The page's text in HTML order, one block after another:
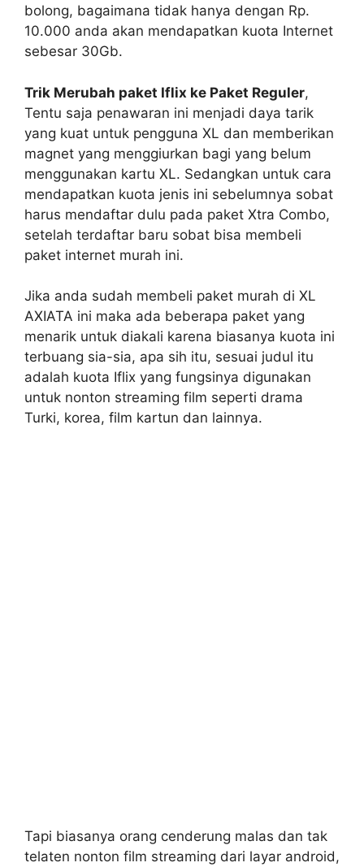
bolong, bagaimana tidak hanya dengan Rp.
10.000 anda akan mendapatkan kuota Internet
sebesar 30Gb.
Trik Merubah paket Iflix ke Paket Reguler,
Tentu saja penawaran ini menjadi daya tarik
yang kuat untuk pengguna XL dan memberikan
magnet yang menggiurkan bagi yang belum
menggunakan kartu XL. Sedangkan untuk cara
mendapatkan kuota jenis ini sebelumnya sobat
harus mendaftar dulu pada paket Xtra Combo,
setelah terdaftar baru sobat bisa membeli
paket internet murah ini.
Jika anda sudah membeli paket murah di XL
AXIATA ini maka ada beberapa paket yang
menarik untuk diakali karena biasanya kuota ini
terbuang sia-sia, apa sih itu, sesuai judul itu
adalah kuota Iflix yang fungsinya digunakan
untuk nonton streaming film seperti drama
Turki, korea, film kartun dan lainnya.
Tapi biasanya orang cenderung malas dan tak
telaten nonton film streaming dari layar android,